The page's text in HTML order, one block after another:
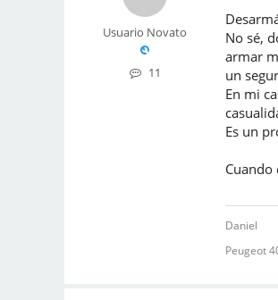
Usuario Novato
11
No sé,
armar
un
En mi
Es un
Cuando
Daniel
Peugeot